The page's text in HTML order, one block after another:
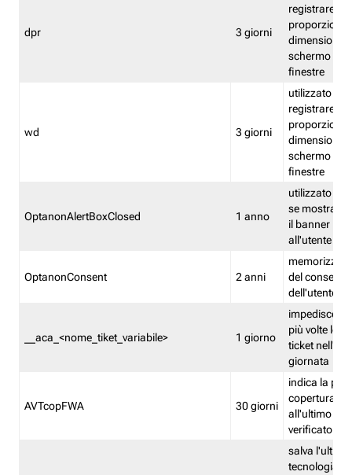
dpr 3 giorni
registrare le
proporzioni
dimensioni
schermo e
finestre
wd 3 giorni
utilizzato per
registrare le
proporzioni
dimensioni
schermo e
finestre
OptanonAlertBoxClosed 1 anno
utilizzato per
se mostrare
il banner
all'utente
OptanonConsent 2 anni
memorizza
del
dell'utente
__aca_<nome_tiket_variabile> 1 giorno
impedisce di
più volte lo
ticket
giornata
AVTcopFWA 30 giorni
indica la
copertura
all'ultimo
verificato
salva l'ultima
tecnologia